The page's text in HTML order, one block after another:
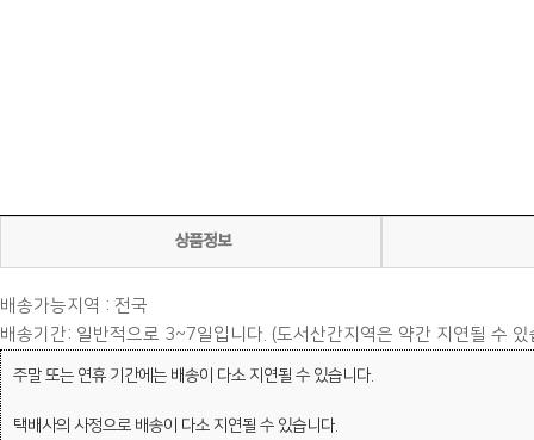
상품정보
배송가능지역 : 전국
배송기간: 일반적으로 3~7일입니다. (도서산간지역은 약간 지연될 수 있
주말 또는 연휴 기간에는 배송이 다소 지연될 수 있습니다.
택배사의 사정으로 배송이 다소 지연될 수 있습니다.